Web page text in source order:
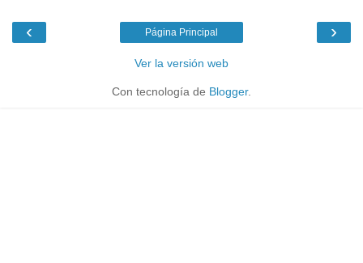
‹ ›
Página Principal
Ver la versión web
Con tecnología de Blogger.